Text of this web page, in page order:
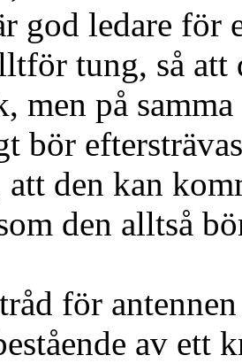
god ledare för
tung, så
men på
bör
den kan
den alltså
för
av ett